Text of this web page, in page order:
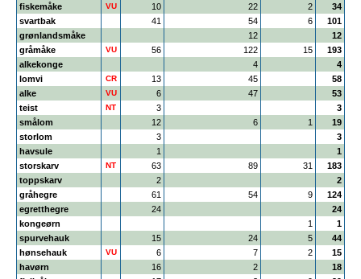
fiskemåke
VU 10 22 2
34
svartbak
41 54 6
101
grønlandsmåke
12
12
gråmåke
VU 56 122 15
193
alkekonge
4
4
lomvi
CR 13 45
58
alke
VU 6 47
53
teist
NT 3
3
smålom
12 6 1
19
storlom
3
3
havsule
1
1
storskarv
NT 63 89 31
183
toppskarv
2
2
gråhegre
61 54 9
124
egretthegre
24
24
kongeørn
1
1
spurvehauk
15 24 5
44
hønsehauk
VU 6 7 2
15
havørn
16 2
18